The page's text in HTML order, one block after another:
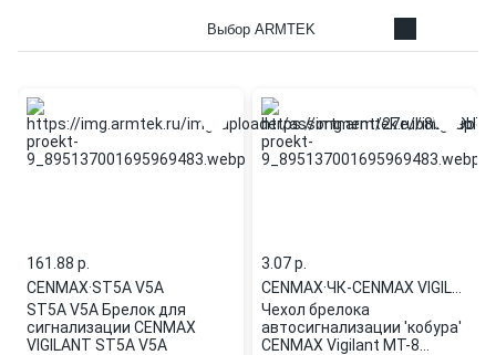
Выбор ARMTEK
161.88 p.
CENMAX·ST5A V5A
ST5A V5A Брелок для
сигнализации CENMAX
VIGILANT ST5A V5A
3.07 p.
CENMAX·
ЧК-CENMAX VIGILANT MT-8
Чехол брелока
автосигнализации 'кобура'
CENMAX Vigilant MT-8